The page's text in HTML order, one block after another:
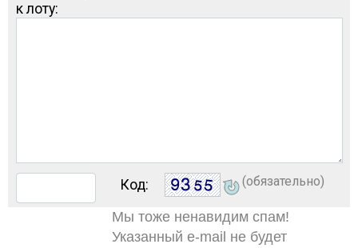
к лоту:
Код: (обязательно)
Мы тоже ненавидим спам!
Указанный e-mail не будет